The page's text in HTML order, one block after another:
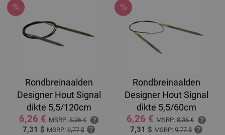
Rondbreinaalden
Designer Hout Signal
dikte 5,5/120cm
6,26 € MSRP: 8,36 €
7,31 $ MSRP: 9,77 $
Rondbreinaalden
Designer Hout Signal
dikte 5,5/60cm
6,26 € MSRP: 8,36 €
7,31 $ MSRP: 9,77 $